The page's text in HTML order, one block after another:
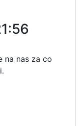
na nas za co